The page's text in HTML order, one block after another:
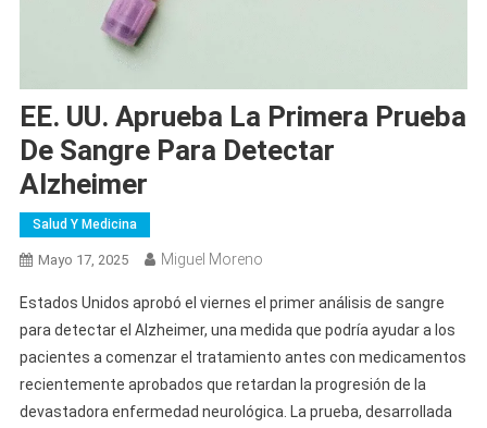
EE. UU. Aprueba La Primera Prueba
De Sangre Para Detectar
Alzheimer
Salud Y Medicina
Mayo 17, 2025 Miguel Moreno
Estados Unidos aprobó el viernes el primer análisis de sangre
para detectar el Alzheimer, una medida que podría ayudar a los
pacientes a comenzar el tratamiento antes con medicamentos
recientemente aprobados que retardan la progresión de la
devastadora enfermedad neurológica. La prueba, desarrollada